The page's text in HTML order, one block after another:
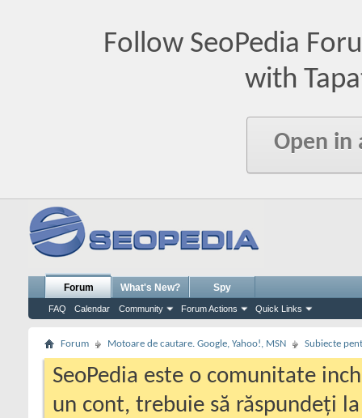
Follow SeoPedia
with
Open in
Forum
FAQ Calendar Community Forum Actions Quick Links
What's New? Spy
Forum Motoare de cautare. Google, Yahoo!, MSN Subiecte
SeoPedia este o comunitate
un cont, trebuie să răspundeți